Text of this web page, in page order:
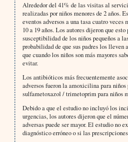
Alrededor del 41% de las visitas al
realizadas por niños menores de 2 años.
eventos adversos a una tasa cuatro veces
10 a 19 años. Los autores dijeron que esto
susceptibilidad de los niños pequeños a
probabilidad de que sus padres los lleven
que cuando los niños son más mayores
evitar.
Los antibióticos más frecuentemente
adversos fueron la amoxicilina para niños
sulfametoxazol / trimetoprim para niños
Debido a que el estudio no incluyó los
urgencias, los autores dijeron que el
adversas puede ser mayor. El estudio no
diagnóstico erróneo o si las